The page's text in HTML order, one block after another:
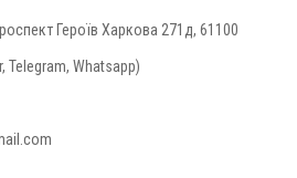
Героїв Харкова 271д, 61100
Telegram, Whatsapp)